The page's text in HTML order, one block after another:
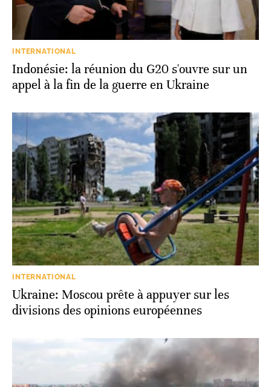
INTERNATIONAL
Indonésie: la réunion du G20 s'ouvre sur un
appel à la fin de la guerre en Ukraine
INTERNATIONAL
Ukraine: Moscou prête à appuyer sur les
divisions des opinions européennes